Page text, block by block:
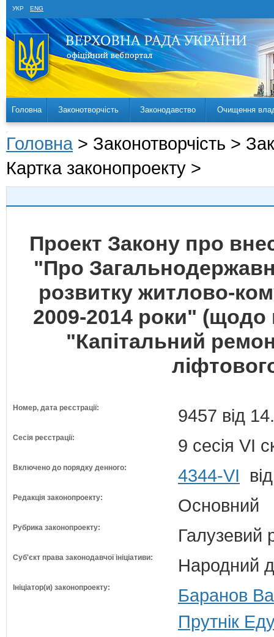
УКР ENG
Головна Законотворчість Законодавство Очищення
Головна > Законотворчість >
Картка законопроекту >
Проект Закону про
"Про
розвитку житлово-
2009-2014 роки"
"Капітальний
Номер, дата реєстрації: 9457 від
Сесія реєстрації: 9 сесія VI
Включено до порядку денного: 4344-VI
Редакція законопроекту: Основний
Рубрика законопроекту: Галузевий
Суб'єкт права законодавчої ініціативи: Народний
Ініціатор(и) законопроекту:
Баранов
Прутнік